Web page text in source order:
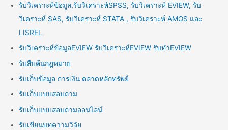
รับวิเคราะห์ข้อมูล,รับวิเคราะห์SPSS, รับวิเคราะห์ EVIEW, รับ
วิเคราะห์ SAS, รับวิเคราะห์ STATA , รับวิเคราะห์ AMOS และ
LISREL
รับวิเคราะห์ข้อมูลEVIEW รับวิเคราะห์EVIEW รับทำEVIEW
รับสืบค้นกฎหมาย
รับเก็บข้อมูล การเงิน ตลาดหลักทรัพย์
รับเก็บแบบสอบถาม
รับเก็บแบบสอบถามออนไลน์
รับเขียนบทความวิจัย